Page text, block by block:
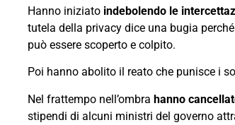
Hanno iniziato indebolendo le
tutela della privacy dice una bugia
può essere scoperto e colpito.
Poi hanno abolito il reato che punisce i
Nel frattempo nell’ombra hanno
stipendi di alcuni ministri del governo